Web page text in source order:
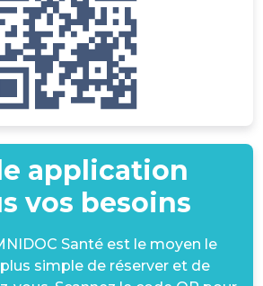
application
vos besoins
Santé est le moyen le
simple de réserver et de